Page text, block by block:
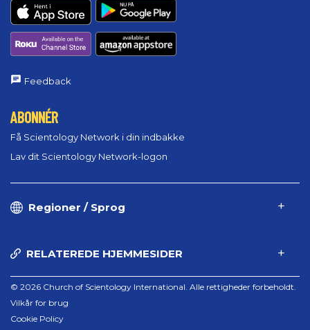
Feedback
ABONNÉR
Få Scientology Network i din indbakke
Lav dit Scientology Network-logon
Regioner / Sprog
RELATEREDE HJEMMESIDER
© 2026 Church of Scientology International. Alle rettigheder forbeholdt.
Vilkår for brug
Cookie Policy